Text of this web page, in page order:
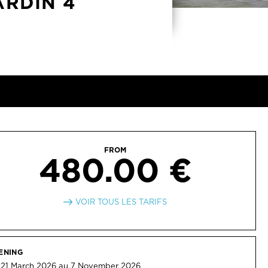
FROM
480.00 €
VOIR TOUS LES TARIFS
March 2026 au 7 November 2026